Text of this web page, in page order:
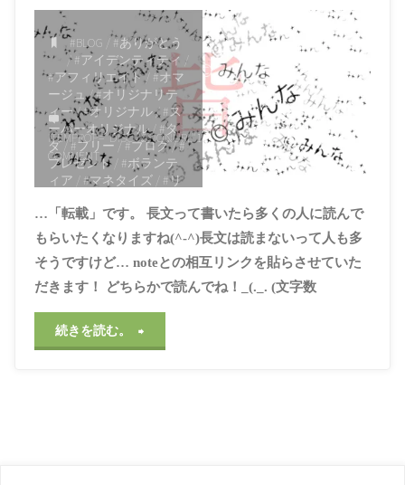
#BLOG
#ありがとう
/#アイデンティティ /
#アフィリエイト/ #オマ
ージュ/#オリジナリテ
ィー/#オリジナル/#ス
ーパーオリジナル/ #タ
ダ/#フリー/ #ブログ/#
プレゼント/ #ボランテ
ィア
#マネタイズ
#リ
ィー/#仮想通貨 /#宣伝
/#広告 /#情報 /#感謝/
無料 /#知識 / #社会貢献
/#神待ち/#著作権/#貢
献 /#質 / #起源 /#金儲け
AM
ITEMPROP="DISCUSSIONURL"1
COMMENT
…「転載」です。 長文って書いたら多くの人に読んで
もらいたくなりますね(^-^)長文は読まないって人も多
そうですけど… noteとの相互リンクを貼らさせていた
だきます！ どちらかで読んでね！_(._. (文字数
続きを読む。 "【天